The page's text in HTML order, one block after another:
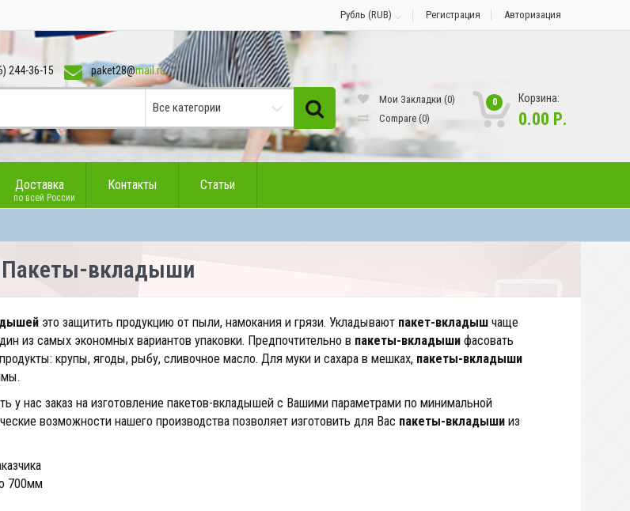
Рубль (RUB) Регистрация Авторизация
244-36-15 paket28@mail.ru
Мои Закладки (0)
Compare (0)
0 Корзина:
0.00 Р.
Доставка
по всей России
Контакты Статьи
Пакеты-вкладыши
это защитить продукцию от пыли, намокания и грязи. Укладывают пакет-вкладыш чаще
из самых экономных вариантов упаковки. Предпочтительно в пакеты-вкладышифасовать
крупы, ягоды, рыбу, сливочное масло. Для муки и сахара в мешках, пакеты-вкладыши
у нас заказ на изготовление пакетов-вкладышей с Вашими параметрами по минимальной
возможности нашего производства позволяет изготовить для Вас пакеты-вкладыши из
700мм